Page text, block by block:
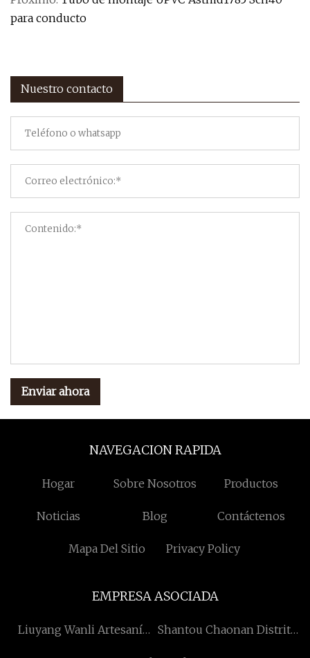
para conducto
Nuestro contacto
Enviar ahora
NAVEGACION RAPIDA
Hogar Sobre Nosotros Productos
Noticias Blog Contáctenos
Mapa Del Sitio Privacy Policy
EMPRESA ASOCIADA
Liuyang Wanli Artesanía
Shantou Chaonan Distrito